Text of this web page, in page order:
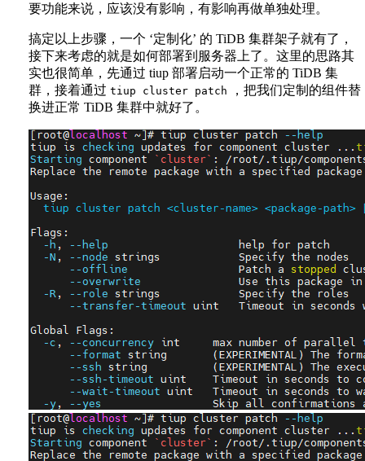
要功能来说，应该没有影响，有影响再做单独处理。
搞定以上步骤，一个 ‘定制化’ 的 TiDB 集群架子就有了，
接下来考虑的就是如何部署到服务器上了。这里的思路其
实也很简单，先通过 tiup 部署启动一个正常的 TiDB 集
群，接着通过 tiup cluster patch
，把我们定制的组件替
换进正常 TiDB 集群中就好了。